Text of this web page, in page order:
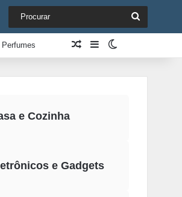
Perfumes Artigo aleatório
Barra Lateral
e Cozinha
e Gadgets